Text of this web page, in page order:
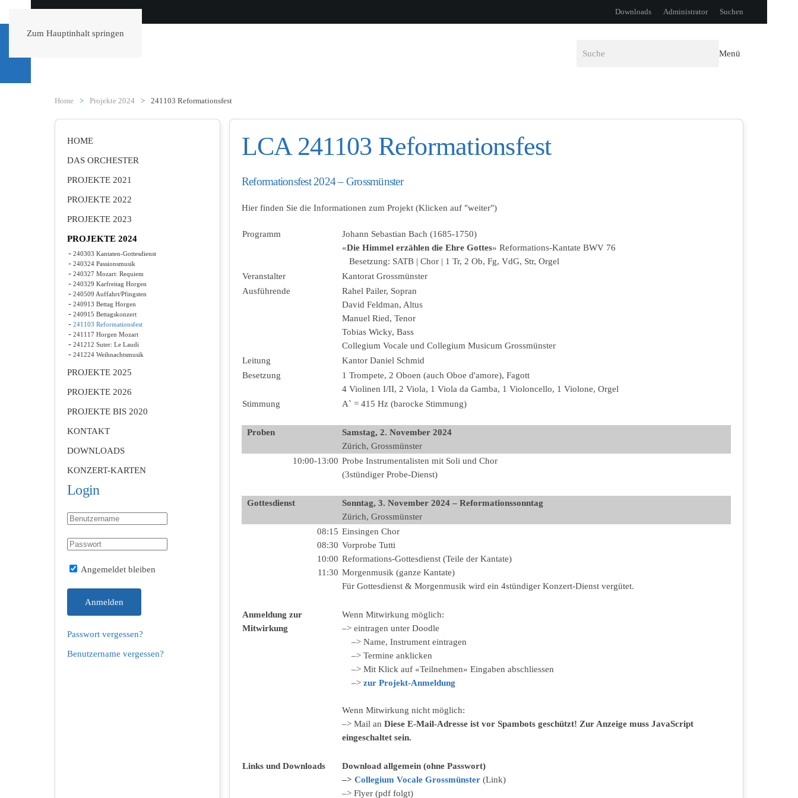
Zum Hauptinhalt springen
Downloads Administrator Suchen
Menü
Home Projekte 2024 241103 Reformationsfest
LCA 241103 Reformationsfest
Reformationsfest 2024 – Grossmünster
Hier finden Sie die Informationen zum Projekt (Klicken auf "weiter")
Programm
Johann Sebastian Bach (1685-1750)
«Die Himmel erzählen die Ehre Gottes» Reformations-Kantate BWV 76
Besetzung: SATB | Chor | 1 Tr, 2 Ob, Fg, VdG, Str, Orgel
Veranstalter
Kantorat Grossmünster
Ausführende
Rahel Pailer, Sopran
David Feldman, Altus
Manuel Ried, Tenor
Tobias Wicky, Bass
Collegium Vocale und Collegium Musicum Grossmünster
Leitung
Kantor Daniel Schmid
Besetzung
1 Trompete, 2 Oboen (auch Oboe d'amore), Fagott
4 Violinen I/II, 2 Viola, 1 Viola da Gamba, 1 Violoncello, 1 Violone, Orgel
Stimmung
A` = 415 Hz (barocke Stimmung)
Proben
Samstag, 2. November 2024
Zürich, Grossmünster
10:00-13:00 Probe Instrumentalisten mit Soli und Chor
(3stündiger Probe-Dienst)
Gottesdienst
Sonntag, 3. November 2024 – Reformationssonntag
Zürich, Grossmünster
08:15
08:30
10:00
11:30
Einsingen Chor
Vorprobe Tutti
Reformations-Gottesdienst (Teile der Kantate)
Morgenmusik (ganze Kantate)
Für Gottesdienst & Morgenmusik wird ein 4stündiger Konzert-Dienst vergütet.
Anmeldung zur
Mitwirkung
Wenn Mitwirkung möglich:
–> eintragen unter Doodle
–> Name, Instrument eintragen
–> Termine anklicken
–> Mit Klick auf «Teilnehmen» Eingaben abschliessen
–> zur Projekt-Anmeldung
Wenn Mitwirkung nicht möglich:
–> Mail an Diese E-Mail-Adresse ist vor Spambots geschützt! Zur Anzeige muss JavaScript
eingeschaltet sein.
Links und Downloads
Download allgemein (ohne Passwort)
–> Collegium Vocale Grossmünster(Link)
–> Flyer (pdf folgt)
HOME
DAS ORCHESTER
PROJEKTE 2021
PROJEKTE 2022
PROJEKTE 2023
PROJEKTE 2024
240303 Kantaten-Gottesdienst
240324 Passionsmusik
240327 Mozart: Requiem
240329 Karfreitag Horgen
240509 Auffahrt/Pfingsten
240913 Bettag Horgen
240915 Bettagskonzert
241103 Reformationsfest
241117 Horgen Mozart
241212 Suter: Le Laudi
241224 Weihnachtsmusik
PROJEKTE 2025
PROJEKTE 2026
PROJEKTE BIS 2020
KONTAKT
DOWNLOADS
KONZERT-KARTEN
Login
Angemeldet bleiben
Anmelden
Passwort vergessen?
Benutzername vergessen?